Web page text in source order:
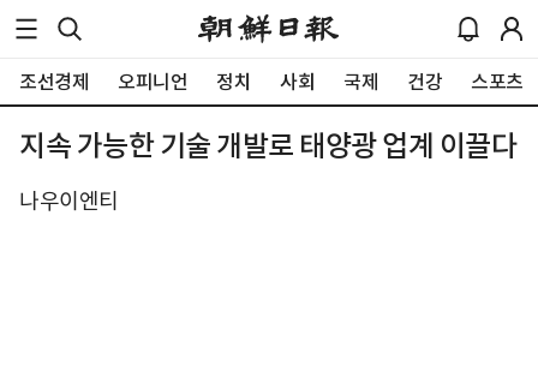
조선경제 오피니언 정치 사회 국제 건강 스포츠
지속 가능한 기술 개발로 태양광 업계 이끌다
나우이엔티